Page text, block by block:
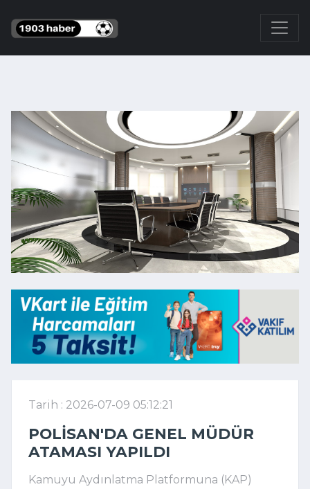
Tarih : 2026-07-09 05:12:21
POLISAN'DA GENEL MÜDÜR
ATAMASI YAPILDI
Kamuyu Aydınlatma Platformuna (KAP)